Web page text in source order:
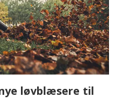
løvblæsere til